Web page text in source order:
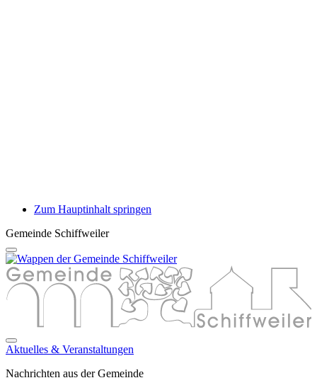
Zum Hauptinhalt springen
Gemeinde Schiffweiler
Aktuelles & Veranstaltungen
Nachrichten aus der Gemeinde